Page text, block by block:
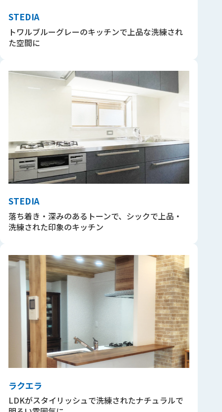
STEDIA
トワルブルーグレーのキッチンで上品な洗練され
た空間に
STEDIA
落ち着き・深みのあるトーンで、シックで上品・
洗練された印象のキッチン
ラクエラ
LDKがスタイリッシュで洗練されたナチュラルで